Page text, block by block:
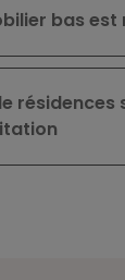
bas est